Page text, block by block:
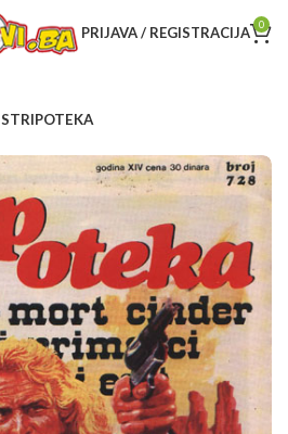
PRIJAVA / REGISTRACIJA 0
STRIPOTEKA